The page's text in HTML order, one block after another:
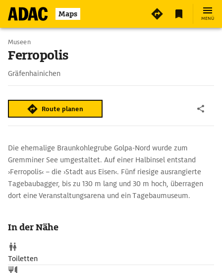
Maps MENÜ
Museen
Ferropolis
Gräfenhainichen
Route planen
Die ehemalige Braunkohlegrube Golpa-Nord wurde zum
Gremminer See umgestaltet. Auf einer Halbinsel entstand
›Ferropolis‹ – die ›Stadt aus Eisen‹. Fünf riesige ausrangierte
Tagebaubagger, bis zu 130 m lang und 30 m hoch, überragen
dort eine Veranstaltungsarena und ein Tagebaumuseum.
In der Nähe
Toiletten